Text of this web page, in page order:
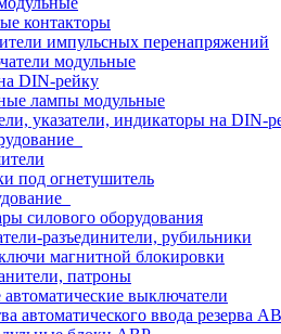
контакторы
импульсных перенапряжений
модульные
DIN-рейку
лампы модульные
указатели, индикаторы на DIN-
под огнетушитель
силового оборудования
разъединители, рубильники
магнитной блокировки
патроны
выключатели
автоматического ввода резерва